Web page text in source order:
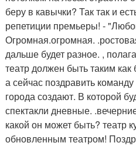
беру в кавычки? Так так и
репетиции премьеры! -
Огромная.огромная.
дальше будет разное. ,
театр должен быть таким
а сейчас поздравить
города создают. В которой
спектакли дневные.
какой он может быть? театр
обновленным театром!